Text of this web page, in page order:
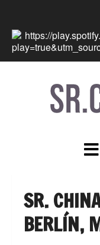
SR.
BERLÍN,